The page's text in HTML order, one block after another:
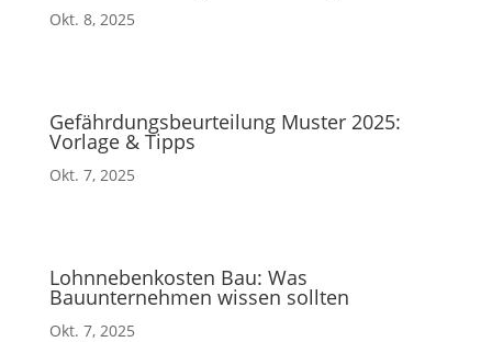
Okt. 8, 2025
Gefährdungsbeurteilung Muster 2025:
Vorlage & Tipps
Okt. 7, 2025
Lohnnebenkosten Bau: Was
Bauunternehmen wissen sollten
Okt. 7, 2025